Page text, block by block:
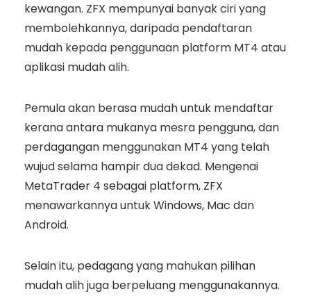
kewangan. ZFX mempunyai banyak ciri yang
membolehkannya, daripada pendaftaran
mudah kepada penggunaan platform MT4 atau
aplikasi mudah alih.
Pemula akan berasa mudah untuk mendaftar
kerana antara mukanya mesra pengguna, dan
perdagangan menggunakan MT4 yang telah
wujud selama hampir dua dekad. Mengenai
MetaTrader 4 sebagai platform, ZFX
menawarkannya untuk Windows, Mac dan
Android.
Selain itu, pedagang yang mahukan pilihan
mudah alih juga berpeluang menggunakannya.